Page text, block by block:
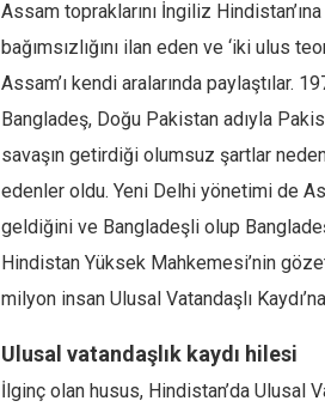
Assam topraklarını İngiliz
bağımsızlığını ilan eden ve ‘iki ulus
Assam’ı kendi aralarında paylaştılar.
Bangladeş, Doğu Pakistan adıyla
savaşın getirdiği olumsuz şartlar
edenler oldu. Yeni Delhi yönetimi de
geldiğini ve Bangladeşli olup Bangladeş
Hindistan Yüksek Mahkemesi’nin
milyon insan Ulusal Vatandaşlı
Ulusal vatandaşlık kaydı hilesi
İlginç olan husus, Hindistan’da Ulusal